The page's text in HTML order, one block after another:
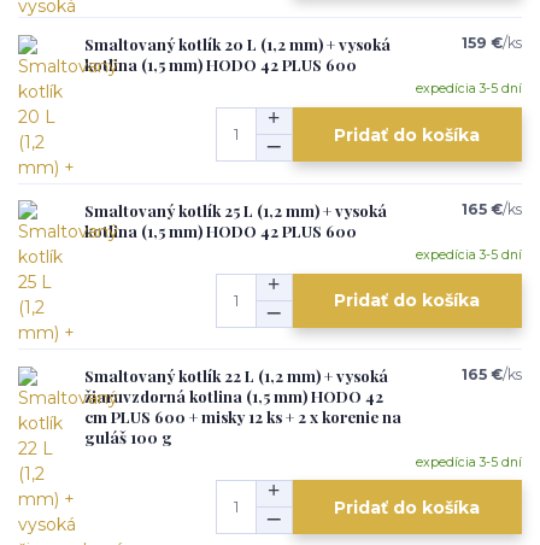
Smaltovaný kotlík 20 L (1,2 mm) + vysoká
kotlina (1,5 mm) HODO 42 PLUS 600
159 €/ks
expedícia 3-5 dní
Pridať do košíka
Smaltovaný kotlík 25 L (1,2 mm) + vysoká
kotlina (1,5 mm) HODO 42 PLUS 600
165 €/ks
expedícia 3-5 dní
Pridať do košíka
Smaltovaný kotlík 22 L (1,2 mm) + vysoká
žiaruvzdorná kotlina (1,5 mm) HODO 42
cm PLUS 600 + misky 12 ks + 2 x korenie na
guláš 100 g
165 €/ks
expedícia 3-5 dní
Pridať do košíka